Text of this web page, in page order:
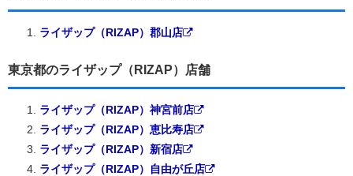
ライザップ（RIZAP）郡山店
東京都のライザップ（RIZAP）店舗
ライザップ（RIZAP）神宮前店
ライザップ（RIZAP）恵比寿店
ライザップ（RIZAP）新宿店
ライザップ（RIZAP）自由が丘店